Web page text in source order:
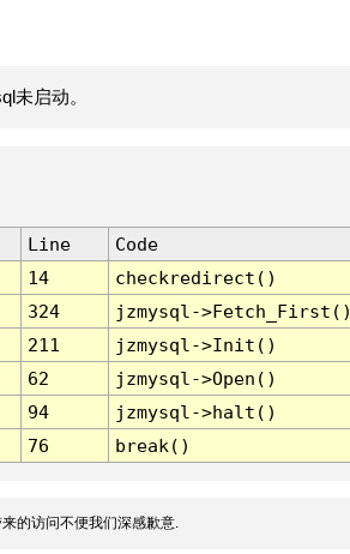
未启动。
Line
Code
14
checkredirect()
324
jzmysql-
211
jzmysql->Init()
62
jzmysql->Open()
94
jzmysql->halt()
76 break()
的访问不便我们深感歉意.